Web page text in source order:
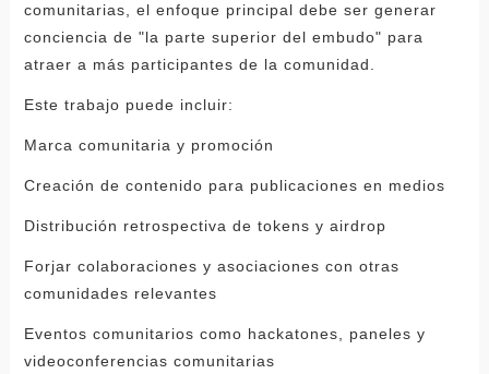
comunitarias, el enfoque principal debe ser generar
conciencia de "la parte superior del embudo" para
atraer a más participantes de la comunidad.
Este trabajo puede incluir:
Marca comunitaria y promoción
Creación de contenido para publicaciones en medios
Distribución retrospectiva de tokens y airdrop
Forjar colaboraciones y asociaciones con otras
comunidades relevantes
Eventos comunitarios como hackatones, paneles y
videoconferencias comunitarias